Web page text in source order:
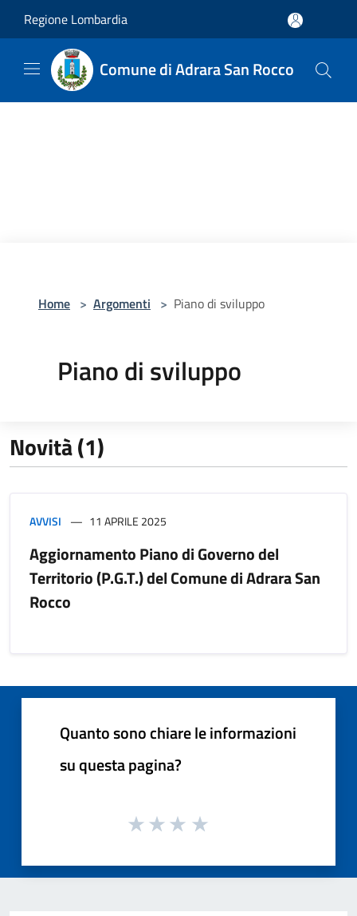
Regione Lombardia
Comune di Adrara San Rocco
Home > Argomenti > Piano di sviluppo
Piano di sviluppo
Novità (1)
AVVISI 11 APRILE 2025
Aggiornamento Piano di Governo del
Territorio (P.G.T.) del Comune di Adrara San
Rocco
Quanto sono chiare le informazioni
su questa pagina?